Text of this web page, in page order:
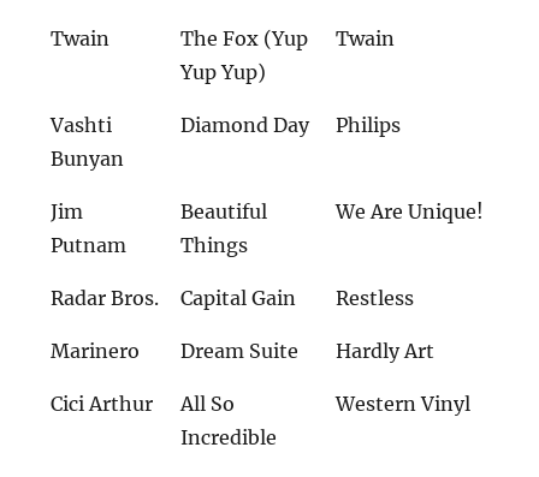
Twain
The Fox (Yup
Yup Yup)
Twain
Vashti
Bunyan
Diamond Day Philips
Jim
Putnam
Beautiful
Things
We Are Unique!
Radar Bros. Capital Gain Restless
Marinero Dream Suite Hardly Art
Cici Arthur
All So
Incredible
Western Vinyl